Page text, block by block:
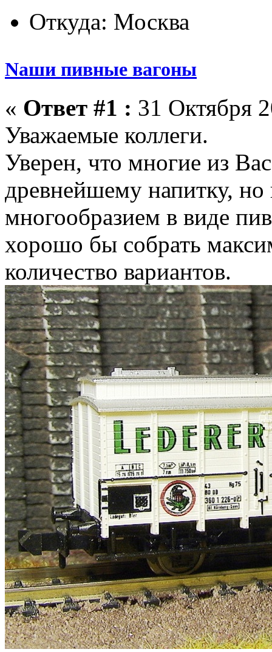
Откуда: Москва
Nаши пивные вагоны
« Ответ #1 : 31 Октября
Уважаемые коллеги.
Уверен, что многие из
древнейшему напитку, но
многообразием в виде
хорошо бы собрать
количество вариантов.